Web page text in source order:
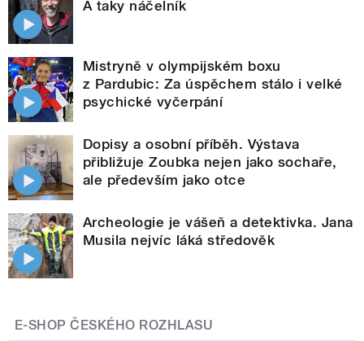
A taky náčelník
Mistryně v olympijském boxu
z Pardubic: Za úspěchem stálo i velké
psychické vyčerpání
Dopisy a osobní příběh. Výstava
přibližuje Zoubka nejen jako sochaře,
ale především jako otce
Archeologie je vášeň a detektivka. Jana
Musila nejvíc láká středověk
E-SHOP ČESKÉHO ROZHLASU